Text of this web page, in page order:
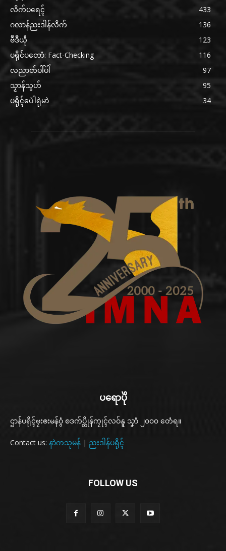
လိက်ပရေၚ်
433
ဂလာန်ညးဒါန်လိက်
136
ဗဳဒဳယဵု
123
ပရိုင်ပတောံ: Fact-Checking
116
လညာတ်ပါ်ပါဲ
97
သၟာန်သွဟ်
95
ပရိုၚ်ပေဲါရုဲမာဲ
34
ပရောပိုဲ
ဌာန်ပရိုၚ်ဗၠးၜးမန်ဝွံ စဒက်ပ္တိုန်ကၠုၚ်လဝ်နူ သၞာံ ၂၀၀၀ တေံရ။
Contact us: နာဲကသုမန် | ညးဒါန်ပရိုၚ်
FOLLOW US